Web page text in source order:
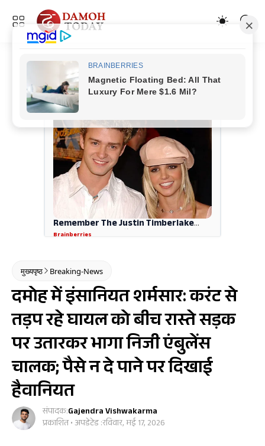
ADVERTISEMENT
मुख्यपृष्ठ Breaking-News
दमोह में इंसानियत शर्मसार: करंट से
तड़प रहे घायल को बीच रास्ते सड़क
पर उतारकर भागा निजी एंबुलेंस
चालक; पैसे न दे पाने पर दिखाई
हैवानियत
संपादक:Gajendra Vishwakarma
प्रकाशित • अपडेटेड :रविवार, मई 17, 2026